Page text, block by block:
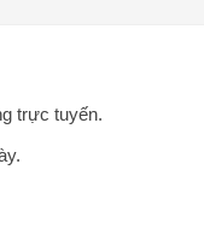
trực tuyến.